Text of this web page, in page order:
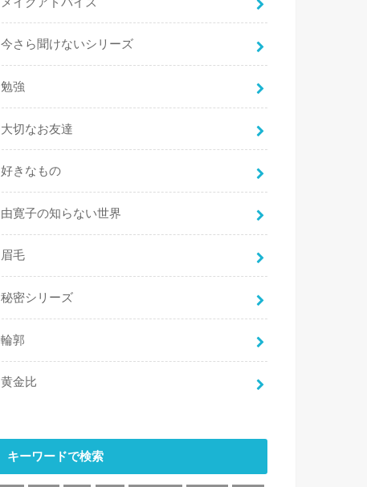
今さら聞けないシリーズ
勉強
大切なお友達
好きなもの
由寛子の知らない世界
眉毛
秘密シリーズ
輪郭
黄金比
キーワードで検索